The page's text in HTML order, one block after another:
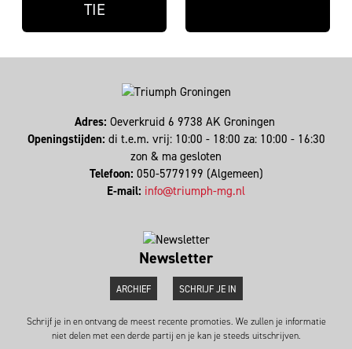
TIE
Adres: Oeverkruid 6 9738 AK Groningen
Openingstijden: di t.e.m. vrij: 10:00 - 18:00 za: 10:00 - 16:30
zon & ma gesloten
Telefoon: 050-5779199 (Algemeen)
E-mail: info@triumph-mg.nl
Newsletter
ARCHIEF SCHRIJF JE IN
Schrijf je in en ontvang de meest recente promoties. We zullen je informatie
niet delen met een derde partij en je kan je steeds uitschrijven.